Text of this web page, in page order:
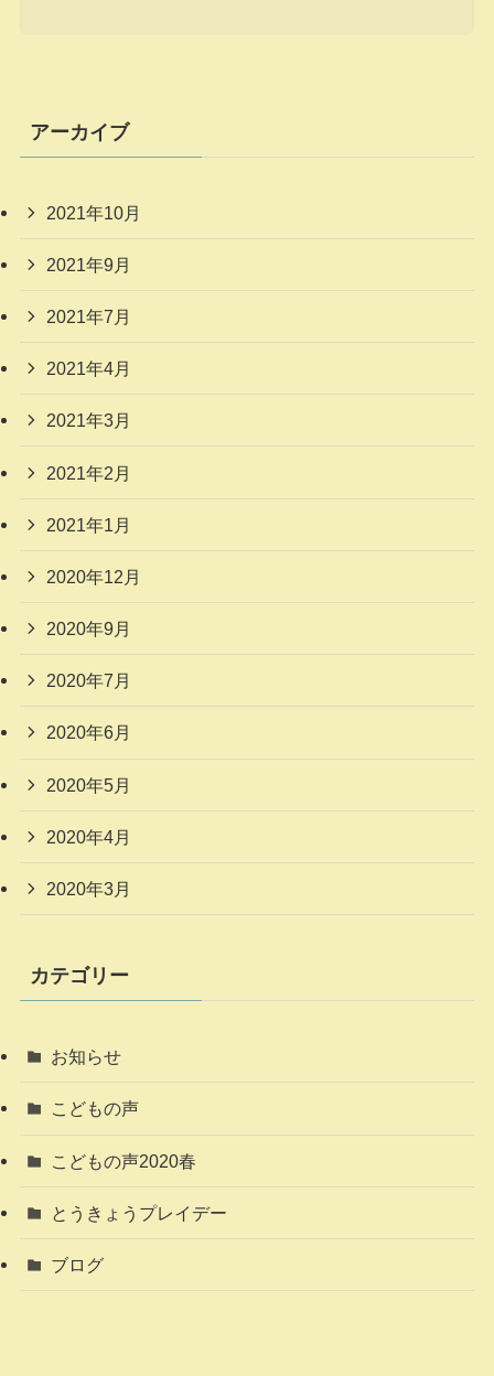
アーカイブ
2021年10月
2021年9月
2021年7月
2021年4月
2021年3月
2021年2月
2021年1月
2020年12月
2020年9月
2020年7月
2020年6月
2020年5月
2020年4月
2020年3月
カテゴリー
お知らせ
こどもの声
こどもの声2020春
とうきょうプレイデー
ブログ